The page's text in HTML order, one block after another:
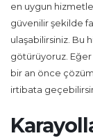
en uygun
güvenilir şekilde
ulaşabilirsiniz. Bu
götürüyoruz.
bir an önce
irtibata